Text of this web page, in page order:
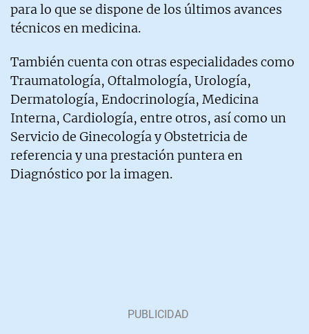
para lo que se dispone de los últimos avances
técnicos en medicina.
También cuenta con otras especialidades como
Traumatología, Oftalmología, Urología,
Dermatología, Endocrinología, Medicina
Interna, Cardiología, entre otros, así como un
Servicio de Ginecología y Obstetricia de
referencia y una prestación puntera en
Diagnóstico por la imagen.